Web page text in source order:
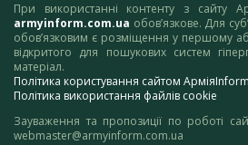
При використанні контенту з сайту
armyinform.com.ua обов’язкове. Для
обов’язковим є розміщення у першому
відкритого для пошукових систем
матеріал.
Політика користування сайтом АрміяInform
Політика використання файлів cookie
Зауваження та пропозиції по роботі
webmaster@armyinform.com.ua